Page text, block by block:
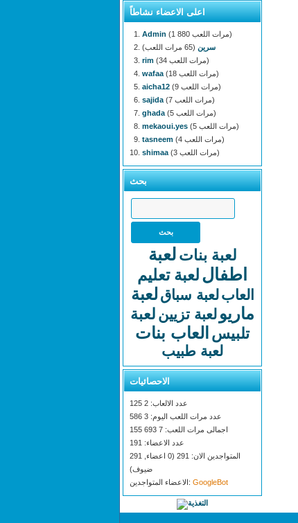
اعلى الاعضاء نشاطاً
Admin
(1 880 مرات اللعب)
سرين (65 مرات اللعب)
rim
(34 مرات اللعب)
wafaa
(18 مرات اللعب)
aicha12
(9 مرات اللعب)
sajida
(7 مرات اللعب)
ghada
(5 مرات اللعب)
mekaoui.yes
(5 مرات اللعب)
tasneem
(4 مرات اللعب)
shimaa
(3 مرات اللعب)
بحث
لعبة بنات لعبة
اطفاللعبة تعليم
العابلعبة سباق لعبة
ماريو لعبة تزيين لعبة
تلبيس العاب بنات
لعبة طبيب
الاحصائيات
عدد الالعاب: 2 125
عدد مرات اللعب اليوم: 3 586
اجمالى مرات اللعب: 7 693 155
عدد الاعضاء: 191
المتواجدين الان: 291 (0 اعضاء, 291
ضيوف)
الاعضاء المتواجدين: GoogleBot